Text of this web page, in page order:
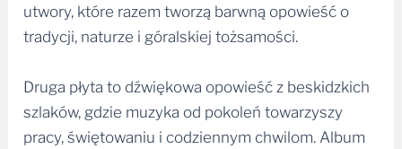
utwory, które razem tworzą barwną opowieść o
tradycji, naturze i góralskiej tożsamości.
Druga płyta to dźwiękowa opowieść z beskidzkich
szlaków, gdzie muzyka od pokoleń towarzyszy
pracy, świętowaniu i codziennym chwilom. Album